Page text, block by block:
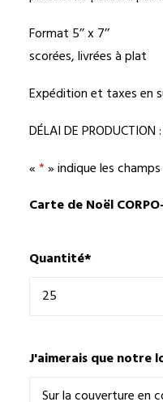
Format 5’’ x 7’’
scorées, livrées à plat
Expédition et taxes en
DÉLAI DE
«*» indique les
Carte de Noël
Quantité*
J'aimerais que notre